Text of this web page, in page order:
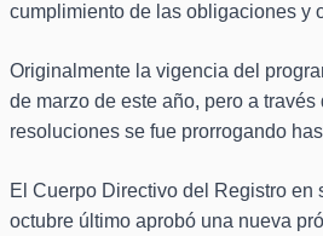
cumplimiento de las obligaciones y
Originalmente la vigencia del
de marzo de este año, pero a través
resoluciones se fue prorrogando
El Cuerpo Directivo del Registro en
octubre último aprobó una nueva